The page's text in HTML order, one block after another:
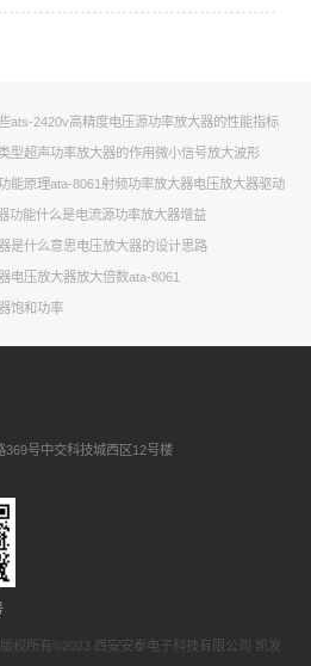
ats-2420v高精度电压源功率放大器的性能指标
型超声功率放大器的作用微小信号放大波形
能原理ata-8061射频功率放大器电压放大器驱动
功能什么是电流源功率放大器增益
是什么意思电压放大器的设计思路
电压放大器放大倍数ata-8061
饱和功率
号中交科技城西区12号楼
权所有©2023 西安安泰电子科技有限公司 凯发